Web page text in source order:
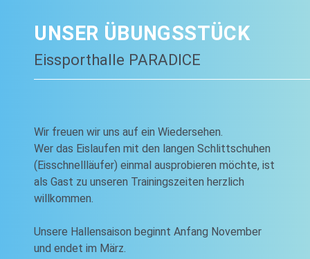
UNSER ÜBUNGSSTÜCK
Eissporthalle PARADICE
Wir freuen wir uns auf ein Wiedersehen.
Wer das Eislaufen mit den langen Schlittschuhen
(Eisschnellläufer) einmal ausprobieren möchte, ist
als Gast zu unseren Trainingszeiten herzlich
willkommen.
Unsere Hallensaison beginnt Anfang November
und endet im März.